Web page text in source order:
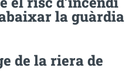
la guàrdia
de la riera de